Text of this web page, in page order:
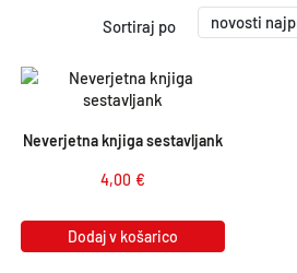
Sortiraj po
Neverjetna knjiga sestavljank
4,00 €
Dodaj v košarico